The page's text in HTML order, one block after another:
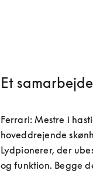
Et
Ferrari: Mestre i
hoveddrejende
Lydpionerer, der
og funktion. Begge